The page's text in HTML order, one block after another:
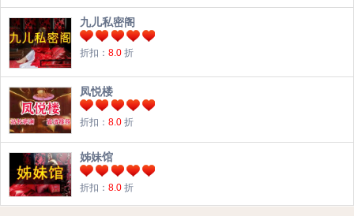
九儿私密阁
折扣： 8.0 折
凤悦楼
折扣： 8.0 折
姊妹馆
折扣： 8.0 折